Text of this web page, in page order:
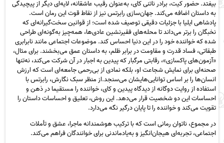
بیفتد. حضور کیت، برادر ناتنی کای، به‌عنوان رقیب عاشقانه، لایه‌ای دیگر از پیچیدگی
به داستان اضافه می‌کند. جهان‌سازی رابرتس نیز از نقاط قوت این رمان است.
پادشاهی ایلیا با جزئیات دقیقی توصیف شده است؛ از قوانین سخت‌گیرانه‌ای که
نخبگان را برتر می‌داند تا محله‌های فقیرنشین عادی‌ها، همه‌چیز به‌گونه‌ای طراحی
شده که خواننده خود را در این دنیا احساس کند. موضوعات اجتماعی مانند نابرابری
طبقاتی، فساد قدرت و مقاومت در برابر ظلم، به داستان عمق می‌بخشند. برای مثال،
«آزمون‌های پاکسازی»، رقابتی مرگبار که پیدین به اجبار در آن شرکت می‌کند، نه‌تنها
صحنه‌ای برای نمایش شجاعت او، بلکه نمادی از بی‌رحمی جامعه‌ای است که ارزش
انسان‌ها را بر اساس توانایی‌هایشان می‌سنجد.از منظر سبک نگارش، رابرتس با
استفاده از روایت دوگانه از دیدگاه پیدین و کای، خواننده را مستقیما در ذهن و
احساسات این دو شخصیت قرار می‌دهد. این روش، تعلیق و احساسات داستان را
تقویت می‌کند و خواننده را تا پایان درگیر نگه می‌دارد.
در مجموع، ناتوان رمانی است که با ترکیب هوشمندانه ماجرا، عشق و تأملات
اجتماعی، تجربه‌ای هیجان‌انگیز و به‌یادماندنی برای خوانندگان فراهم می‌کند.